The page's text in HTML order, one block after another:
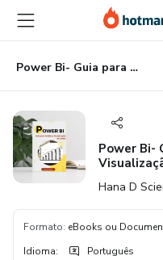
para
conteúdo
principal
para
pagamento
para
rodapé
Power Bi- Guia para Análise e Visualização de Dados
Power Bi-
Hana D
Formato: eBooks ou
Idioma: Português